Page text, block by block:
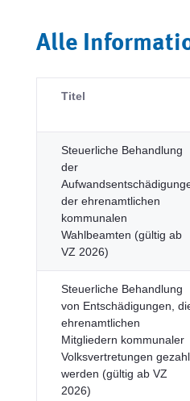
Alle
Titel
Steuerliche Behandlung
der
der ehrenamtlichen
kommunalen
Wahlbeamten (gültig ab
VZ 2026)
Steuerliche Behandlung
von Entschädigungen,
ehrenamtlichen
Mitgliedern kommunaler
Volksvertretungen
werden (gültig ab VZ
2026)